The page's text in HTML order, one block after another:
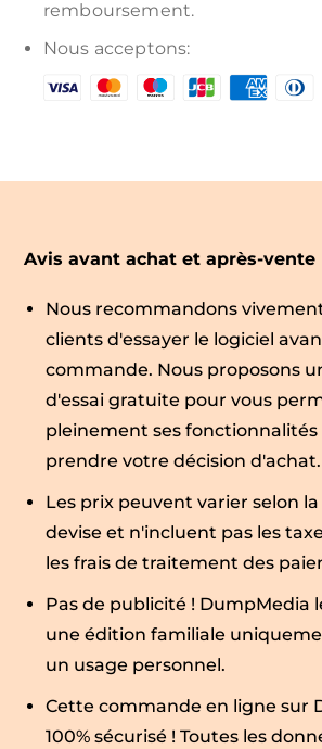
remboursement.
Nous acceptons:
Avis avant achat et après-vente
Nous recommandons
clients d'essayer le logiciel
commande. Nous proposons
d'essai gratuite pour vous
pleinement ses fonctionnalités
prendre votre décision d'achat.
Les prix peuvent varier selon
devise et n'incluent pas les
les frais de traitement des
Pas de publicité ! DumpMedia
une édition familiale
un usage personnel.
Cette commande en ligne sur
100% sécurisé ! Toutes les